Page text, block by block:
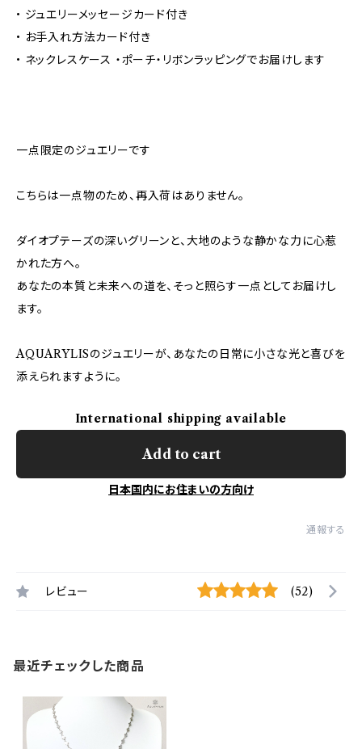
• ジュエリーメッセージカード付き
• お手入れ方法カード付き
• ネックレスケース ・ポーチ・リボンラッピングでお届けします
一点限定のジュエリーです
こちらは一点物のため、再入荷はありません。
ダイオプテーズの深いグリーンと、大地のような静かな力に心惹
かれた方へ。
あなたの本質と未来への道を、そっと照らす一点としてお届けし
ます。
AQUARYLISのジュエリーが、あなたの日常に小さな光と喜びを
添えられますように。
International shipping available
Add to cart
日本国内にお住まいの方向け
通報する
レビュー (52)
最近チェックした商品